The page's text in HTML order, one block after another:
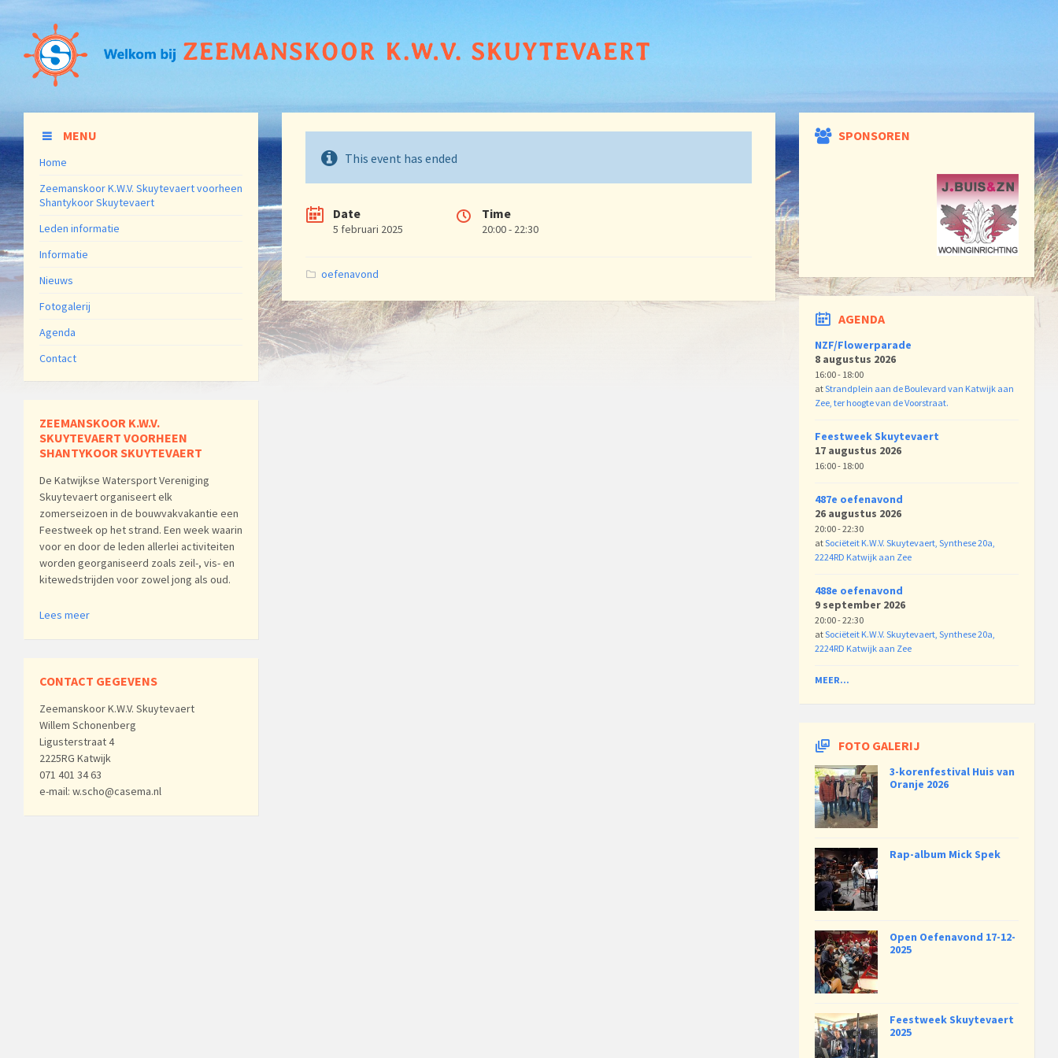
This event has ended
Date
5 februari 2025
Time
20:00 - 22:30
Categories:
oefenavond
MENU
Home
Zeemanskoor K.W.V. Skuytevaert voorheen
Shantykoor Skuytevaert
Leden informatie
Informatie
Nieuws
Fotogalerij
Agenda
Contact
ZEEMANSKOOR K.W.V.
SKUYTEVAERT VOORHEEN
SHANTYKOOR SKUYTEVAERT
De Katwijkse Watersport Vereniging
Skuytevaert organiseert elk
zomerseizoen in de bouwvakvakantie een
Feestweek op het strand. Een week waarin
voor en door de leden allerlei activiteiten
worden georganiseerd zoals zeil-, vis- en
kitewedstrijden voor zowel jong als oud.
Lees meer
CONTACT GEGEVENS
Zeemanskoor K.W.V. Skuytevaert
Willem Schonenberg
Ligusterstraat 4
2225RG Katwijk
071 401 34 63
e-mail: w.scho@casema.nl
SPONSOREN
AGENDA
NZF/Flowerparade
8 augustus 2026
16:00 - 18:00
atStrandplein aan de Boulevard van Katwijk aan
Zee, ter hoogte van de Voorstraat.
Feestweek Skuytevaert
17 augustus 2026
16:00 - 18:00
487e oefenavond
26 augustus 2026
20:00 - 22:30
atSociëteit K.W.V. Skuytevaert, Synthese 20a,
2224RD Katwijk aan Zee
488e oefenavond
9 september 2026
20:00 - 22:30
atSociëteit K.W.V. Skuytevaert, Synthese 20a,
2224RD Katwijk aan Zee
MEER...
FOTO GALERIJ
3-korenfestival Huis van
Oranje 2026
Rap-album Mick Spek
Open Oefenavond 17-12-
2025
Feestweek Skuytevaert
2025